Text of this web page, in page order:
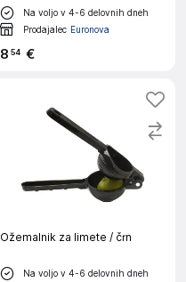
Na voljo v 4-6 delovnih dneh
Prodajalec Euronova
8 54 €
Ožemalnik za limete / črn
Na voljo v 4-6 delovnih dneh